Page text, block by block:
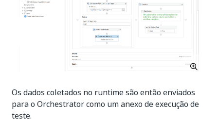
Os dados coletados no runtime são então enviados
para o Orchestrator como um anexo de execução de
teste.